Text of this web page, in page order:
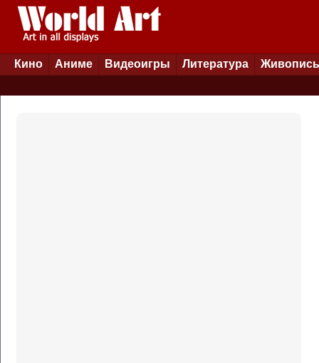
Кино Аниме Видеоигры Литература Живопись